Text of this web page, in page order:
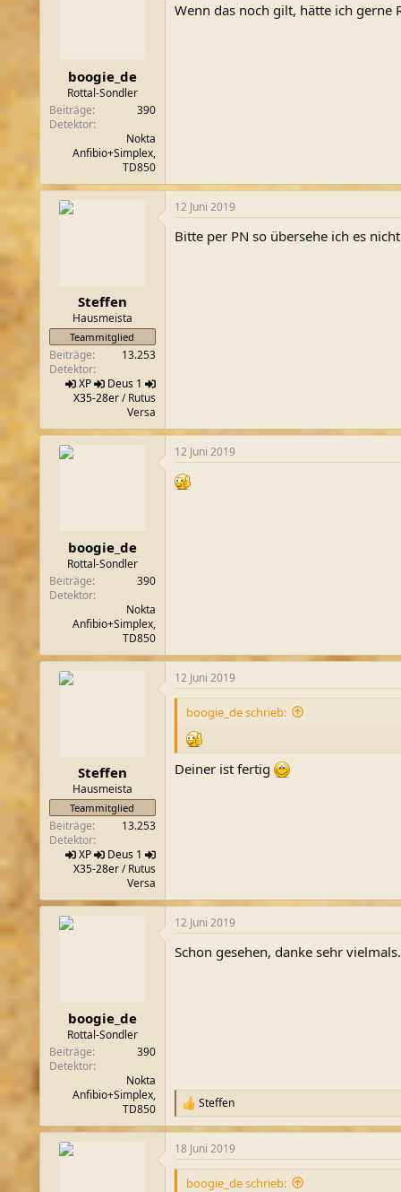
boogie_de
Rottal-Sondler
Beiträge
390
Detektor
Nokta
Anfibio+Simplex,
TD850
Wenn das noch gilt, hätte ich gerne
Steffen
Hausmeista
Teammitglied
Beiträge
13.253
Detektor
XP
Deus 1
X35-28er/ Rutus
Versa
12 Juni 2019
Bitte per PN so übersehe ich es
boogie_de
Rottal-Sondler
Beiträge
390
Detektor
Nokta
Anfibio+Simplex,
TD850
12 Juni 2019
Steffen
Hausmeista
Teammitglied
Beiträge
13.253
Detektor
XP
Deus 1
X35-28er/ Rutus
Versa
12 Juni 2019
boogie_de schrieb:
Deiner ist fertig
boogie_de
Rottal-Sondler
Beiträge
390
Detektor
Nokta
Anfibio+Simplex,
TD850
12 Juni 2019
Schon gesehen, danke sehr
R
e
a
k
t
Steffen
18 Juni 2019
boogie_de schrieb: